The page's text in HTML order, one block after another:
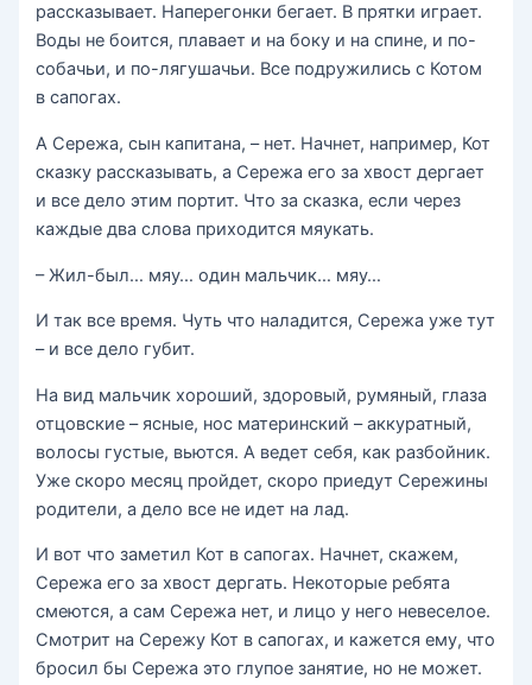
рассказывает. Наперегонки бегает. В прятки играет.
Воды не боится, плавает и на боку и на спине, и по-
собачьи, и по-лягушачьи. Все подружились с Котом
в сапогах.
А Сережа, сын капитана, – нет. Начнет, например, Кот
сказку рассказывать, а Сережа его за хвост дергает
и все дело этим портит. Что за сказка, если через
каждые два слова приходится мяукать.
– Жил-был… мяу… один мальчик… мяу…
И так все время. Чуть что наладится, Сережа уже тут
– и все дело губит.
На вид мальчик хороший, здоровый, румяный, глаза
отцовские – ясные, нос материнский – аккуратный,
волосы густые, вьются. А ведет себя, как разбойник.
Уже скоро месяц пройдет, скоро приедут Сережины
родители, а дело все не идет на лад.
И вот что заметил Кот в сапогах. Начнет, скажем,
Сережа его за хвост дергать. Некоторые ребята
смеются, а сам Сережа нет, и лицо у него невеселое.
Смотрит на Сережу Кот в сапогах, и кажется ему, что
бросил бы Сережа это глупое занятие, но не может.